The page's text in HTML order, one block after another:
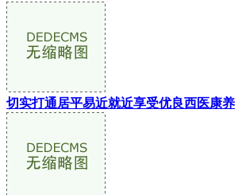
切实打通居平易近就近享受优良西医康养